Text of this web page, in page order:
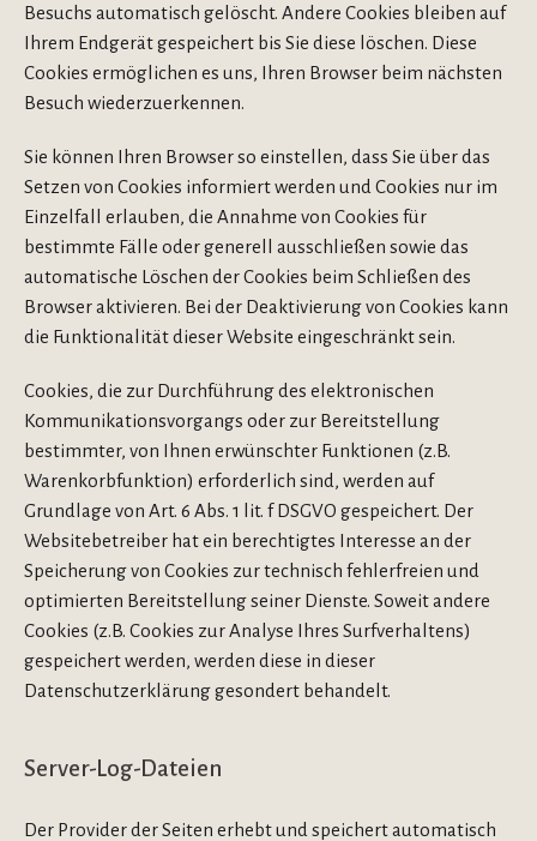
Besuchs automatisch gelöscht. Andere Cookies bleiben auf
Ihrem Endgerät gespeichert bis Sie diese löschen. Diese
Cookies ermöglichen es uns, Ihren Browser beim nächsten
Besuch wiederzuerkennen.
Sie können Ihren Browser so einstellen, dass Sie über das
Setzen von Cookies informiert werden und Cookies nur im
Einzelfall erlauben, die Annahme von Cookies für
bestimmte Fälle oder generell ausschließen sowie das
automatische Löschen der Cookies beim Schließen des
Browser aktivieren. Bei der Deaktivierung von Cookies kann
die Funktionalität dieser Website eingeschränkt sein.
Cookies, die zur Durchführung des elektronischen
Kommunikationsvorgangs oder zur Bereitstellung
bestimmter, von Ihnen erwünschter Funktionen (z.B.
Warenkorbfunktion) erforderlich sind, werden auf
Grundlage von Art. 6 Abs. 1 lit. f DSGVO gespeichert. Der
Websitebetreiber hat ein berechtigtes Interesse an der
Speicherung von Cookies zur technisch fehlerfreien und
optimierten Bereitstellung seiner Dienste. Soweit andere
Cookies (z.B. Cookies zur Analyse Ihres Surfverhaltens)
gespeichert werden, werden diese in dieser
Datenschutzerklärung gesondert behandelt.
Server-Log-Dateien
Der Provider der Seiten erhebt und speichert automatisch